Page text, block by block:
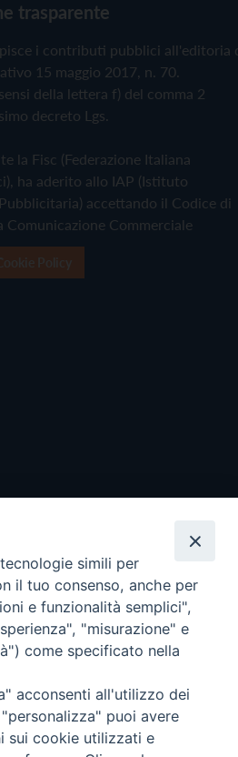
trasparente
i contributi pubblici all'editoria
15 maggio 2017, n. 70.
della lettera f) del comma 2
decreto Lgs.
la Fisc (Federazione Italiana
ha aderito allo IAP (Istituto
accettando il Codice di
Commerciale
- Tutti i diritti riservati - Vita
simili per
il tuo consenso, anche per
e funzionalità semplici",
"misurazione" e
come specificato nella
acconsenti all'utilizzo dei
puoi avere
sui cookie utilizzati e